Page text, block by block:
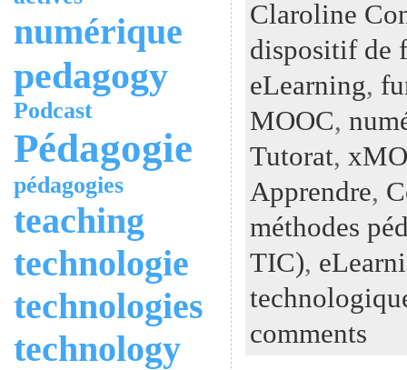
numérique
pedagogy
Podcast
Pédagogie
pédagogies
teaching
technologie
technologies
technology
Claroline
dispositif de
eLearning,
MOOC,
Tutorat,
Apprendre,
méthodes
TIC),
comments